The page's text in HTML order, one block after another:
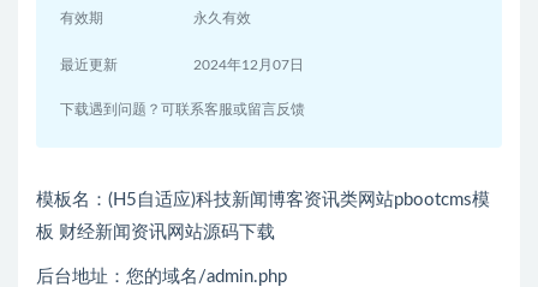
有效期 永久有效
最近更新 2024年12月07日
下载遇到问题？可联系客服或留言反馈
模板名：(H5自适应)科技新闻博客资讯类网站pbootcms模
板 财经新闻资讯网站源码下载
后台地址：您的域名/admin.php